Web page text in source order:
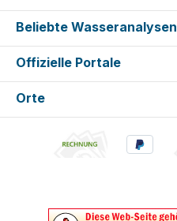
Beliebte Wasseranalysen
Offizielle Portale
Orte